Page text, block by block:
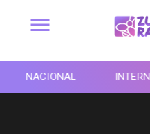
NACIONAL